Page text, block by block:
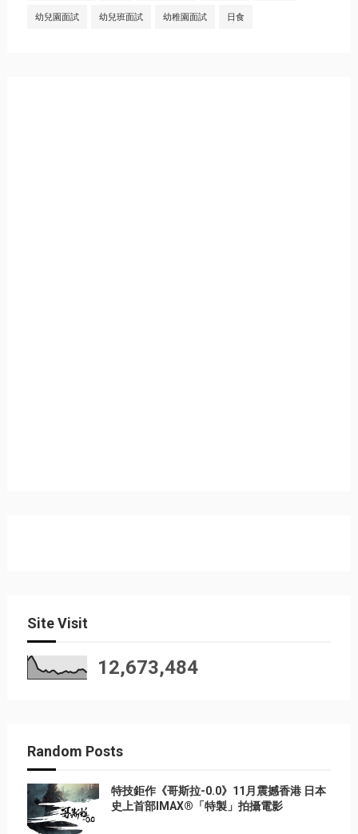
幼兒園面試 幼兒班面試 幼稚園面試 日食
Site Visit
12,673,484
Random Posts
特技鉅作《哥斯拉-0.0》11月震撼香港 日本
史上首部IMAX®「特製」拍攝電影